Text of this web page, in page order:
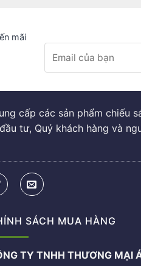
mãi
cấp các sản phẩm chiếu
tư, Quý khách hàng và
SÁCH MUA HÀNG
TY TNHH THƯƠNG MẠI